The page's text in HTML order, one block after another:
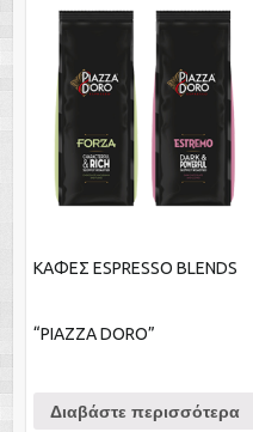
ΚΑΦΕΣ ESPRESSO BLENDS
“PIAZZA DORO”
Διαβάστε περισσότερα